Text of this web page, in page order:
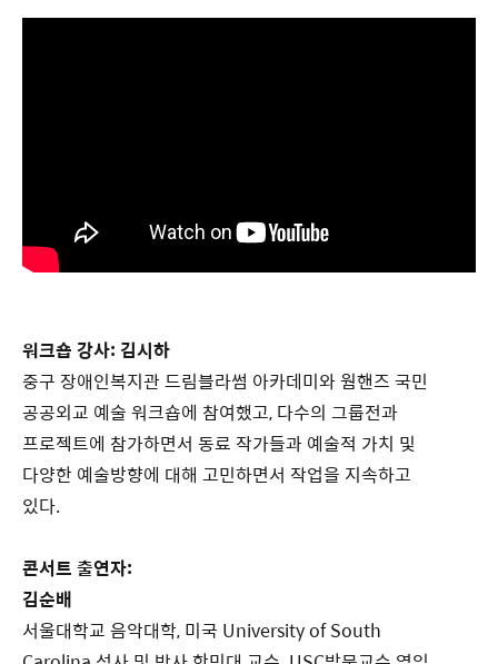
워크숍 강사: 김시하
중구 장애인복지관 드림블라썸 아카데미와 웜핸즈 국민
공공외교 예술 워크숍에 참여했고, 다수의 그룹전과
프로젝트에 참가하면서 동료 작가들과 예술적 가치 및
다양한 예술방향에 대해 고민하면서 작업을 지속하고
있다.
콘서트 출연자:
김순배
서울대학교 음악대학, 미국 University of South